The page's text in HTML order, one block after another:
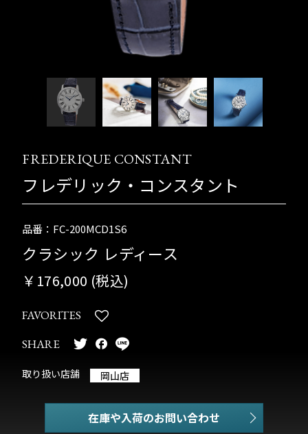
FREDERIQUE CONSTANT
フレデリック・コンスタント
品番：FC-200MCD1S6
クラシック レディース
￥176,000 (税込)
FAVORITES
SHARE
取り扱い店舗 岡山店
在庫や入荷のお問い合わせ